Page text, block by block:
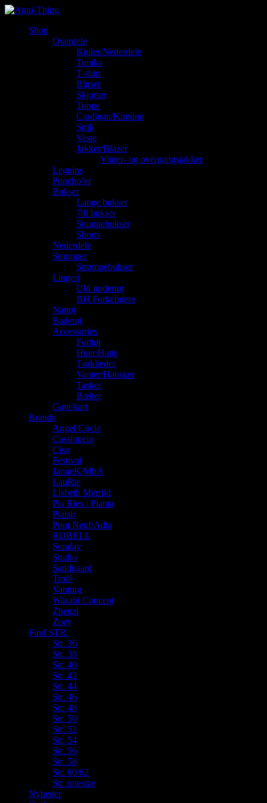
Shop
Overdele
Kjoler/Nederdele
Tunika
T-shirt
Bluser
Skjorter
Toppe
Cardigan/Kimono
Strik
Veste
Jakker/Blazer
Vinter- og overgangsjakker
Leggins
Poncho’er
Bukser
Lange bukser
7/8 bukser
Stumpebukser
Shorts
Nederdele
Strømper
Strømpebukser
Lingeri
Uld undertøj
BH Forlængere
Nattøj
Badetøj
Accessories
Fodtøj
Huer/Hatte
Tørklæder
Vanter/Hansker
Tasker
Bælter
Gavekort
Brands
Angel Circle
Cassiopeia
Ciso
Festival
JanneK/MbA
LauRie
Lisbeth Merrild
Pia Ries / Pianta
Plaisir
Pont Neuf/Adia
ROBELL
Sunday
Studio
Sandgaard
Trofé
Vanting
Wasabi Concept
Zhenzi
Zoey
Find STR.
Str. 36
Str. 38
Str. 40
Str. 42
Str. 44
Str. 46
Str. 48
Str. 50
Str. 52
Str. 54
Str. 56
Str. 58
Str. 60/62
Str. onesize
Nyheder